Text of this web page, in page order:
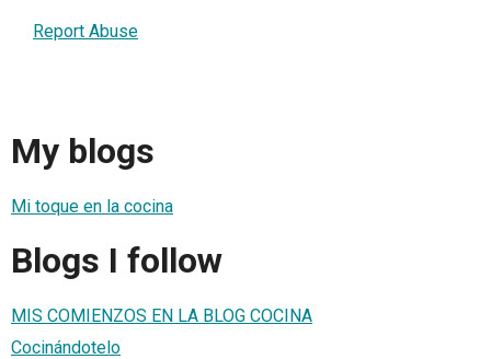
Report Abuse
My blogs
Mi toque en la cocina
Blogs I follow
MIS COMIENZOS EN LA BLOG COCINA
Cocinándotelo